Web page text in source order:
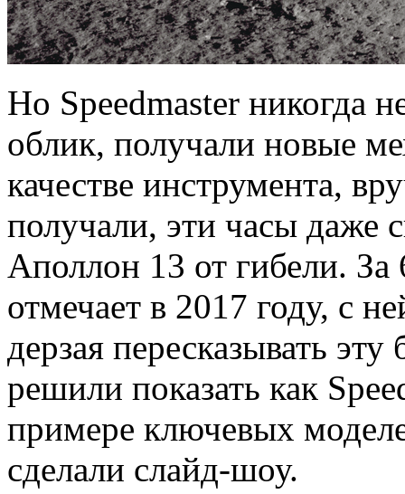
Но Speedmaster никогда
облик, получали новые
качестве инструмента,
получали, эти часы даже
Аполлон 13 от гибели. За
отмечает в 2017 году, с
дерзая пересказывать
решили показать как
примере ключевых
сделали слайд-шоу.